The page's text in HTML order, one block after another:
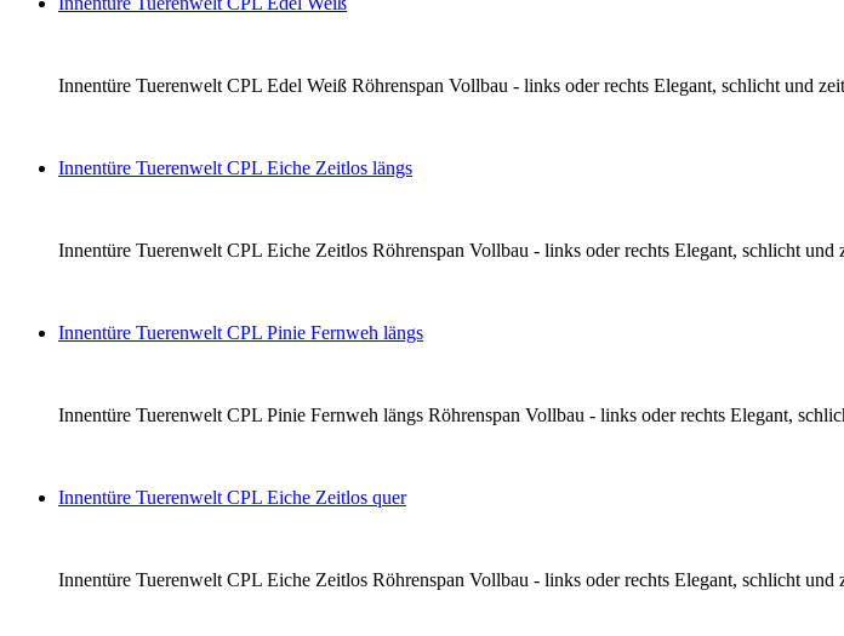
Innentüre Tuerenwelt CPL Edel Weiß Röhrenspan Vollbau - links oder rechts Elegant, schlicht und
Innentüre Tuerenwelt CPL Eiche Zeitlos längs
Innentüre Tuerenwelt CPL Eiche Zeitlos Röhrenspan Vollbau - links oder rechts Elegant, schlicht
Innentüre Tuerenwelt CPL Pinie Fernweh längs
Innentüre Tuerenwelt CPL Pinie Fernweh längs Röhrenspan Vollbau - links oder rechts Elegant,
Innentüre Tuerenwelt CPL Eiche Zeitlos quer
Innentüre Tuerenwelt CPL Eiche Zeitlos Röhrenspan Vollbau - links oder rechts Elegant, schlicht